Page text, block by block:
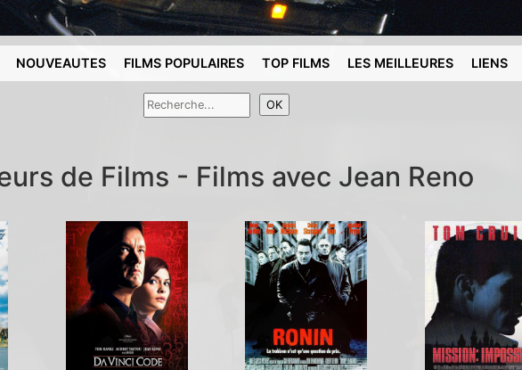
NOUVEAUTES FILMS POPULAIRES TOP FILMS LES MEILLEURES LIENS
de Films - Films avec Jean Reno